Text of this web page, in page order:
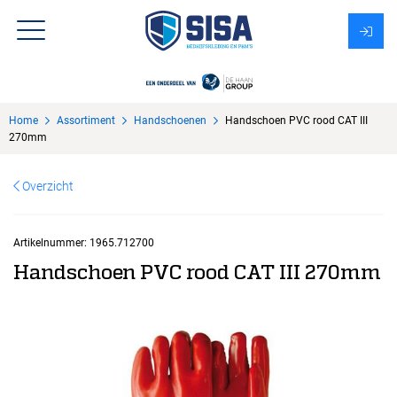
Over Sisa
Home Assortiment Handschoenen
Handschoen PVC rood CAT III
270mm
Overzicht
Artikelnummer: 1965.712700
Handschoen PVC rood CAT III 270mm